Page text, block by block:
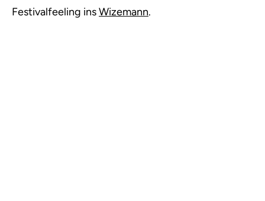
Festivalfeeling insWizemann.